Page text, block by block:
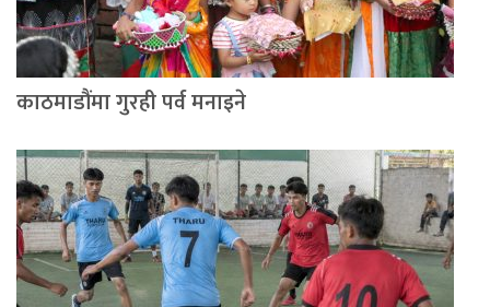
काठमाडौंमा गुरही पर्व मनाइने